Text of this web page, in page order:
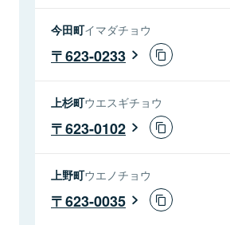
今田町イマダチョウ
623-0233
上杉町ウエスギチョウ
623-0102
上野町ウエノチョウ
623-0035